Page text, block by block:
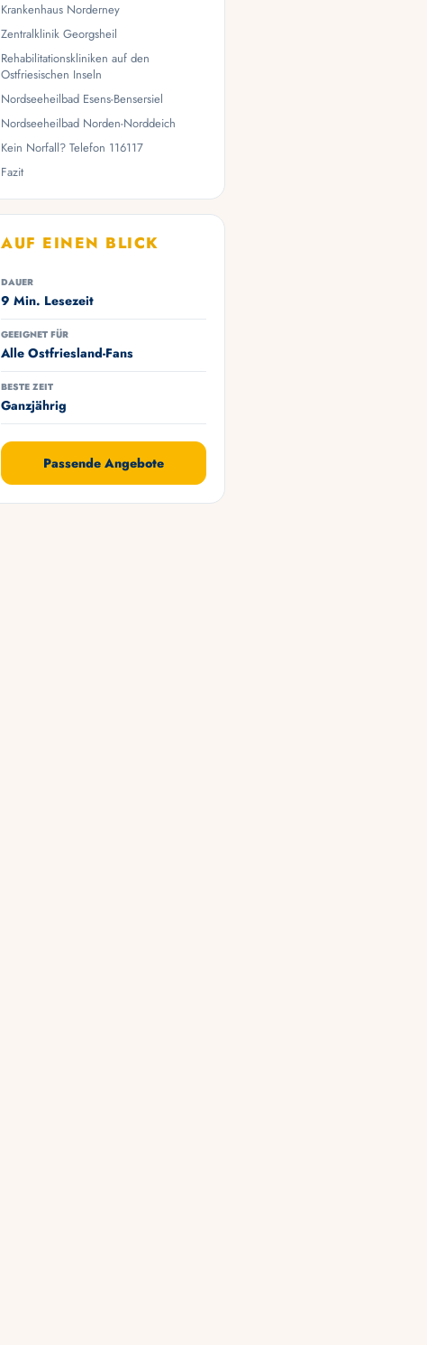
Krankenhaus Norderney
Zentralklinik Georgsheil
Rehabilitationskliniken auf den
Ostfriesischen Inseln
Nordseeheilbad Esens-Bensersiel
Nordseeheilbad Norden-Norddeich
Kein Norfall? Telefon 116117
Fazit
AUF EINEN BLICK
DAUER
9 Min. Lesezeit
GEEIGNET FÜR
Alle Ostfriesland-Fans
BESTE ZEIT
Ganzjährig
Passende Angebote